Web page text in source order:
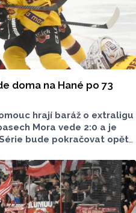
doma na Hané po 73
hrají baráž o extraligu
Mora vede 2:0 a je
bude pokračovat opět
Ale v tomto případě
se totiž po 73 letech